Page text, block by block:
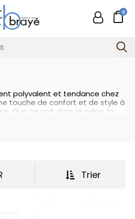
0
polyvalent et tendance chez
touche de confort et de style à
Que ce soit dans le salon, la
bureau ou même en extérieur,
pour compléter votre
d'appoint, repose-pieds, table
élément de décoration.
et léger le rend facile à déplacer,
journée, l'utiliser comme
Trier